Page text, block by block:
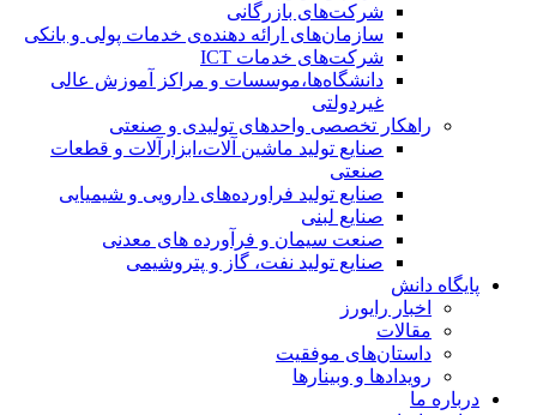
شرکت‌های بازرگانی
سازمان‌های ارائه دهنده‌ی خدمات پولی و بانکی
شرکت‌های خدمات ICT
دانشگاه‌ها،موسسات و مراکز آموزش عالی
غیردولتی
راهکار تخصصی واحدهای تولیدی و صنعتی
صنایع توليد ماشين آلات،ابزارآلات و قطعات
صنعتی
صنایع تولید فراورده‌های دارویی و شیمیایی
صنایع لبنی
صنعت سیمان و فرآورده های معدنی
صنایع تولید نفت، گاز و پتروشيمی
پایگاه دانش
اخبار رایورز
مقالات
داستان‌های موفقیت
رویدادها و وبینارها
درباره ما